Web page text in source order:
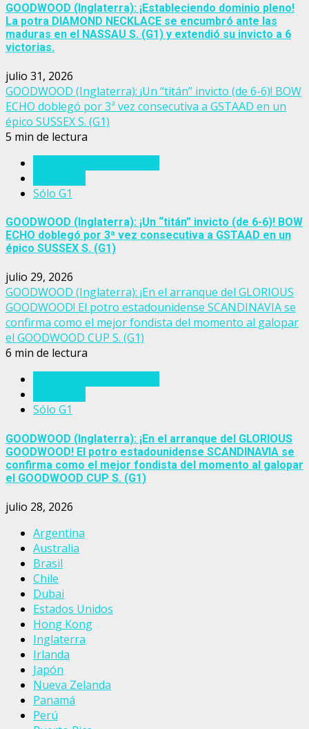
GOODWOOD (Inglaterra): ¡Estableciendo dominio pleno!
La potra DIAMOND NECKLACE se encumbró ante las
maduras en el NASSAU S. (G1) y extendió su invicto a 6
victorias.
julio 31, 2026
GOODWOOD (Inglaterra): ¡Un “titán” invicto (de 6-6)! BOW
ECHO doblegó por 3ª vez consecutiva a GSTAAD en un
épico SUSSEX S. (G1)
5 min de lectura
Sólo G1
GOODWOOD (Inglaterra): ¡Un “titán” invicto (de 6-6)! BOW
ECHO doblegó por 3ª vez consecutiva a GSTAAD en un
épico SUSSEX S. (G1)
julio 29, 2026
GOODWOOD (Inglaterra): ¡En el arranque del GLORIOUS
GOODWOOD! El potro estadounidense SCANDINAVIA se
confirma como el mejor fondista del momento al galopar
el GOODWOOD CUP S. (G1)
6 min de lectura
Sólo G1
GOODWOOD (Inglaterra): ¡En el arranque del GLORIOUS
GOODWOOD! El potro estadounidense SCANDINAVIA se
confirma como el mejor fondista del momento al galopar
el GOODWOOD CUP S. (G1)
julio 28, 2026
Argentina
Australia
Brasil
Chile
Dubai
Estados Unidos
Hong Kong
Inglaterra
Irlanda
Japón
Nueva Zelanda
Panamá
Perú